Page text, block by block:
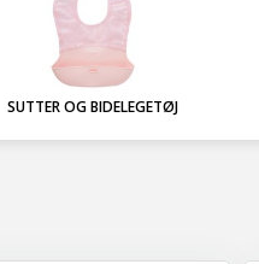
SUTTER OG BIDELEGETØJ